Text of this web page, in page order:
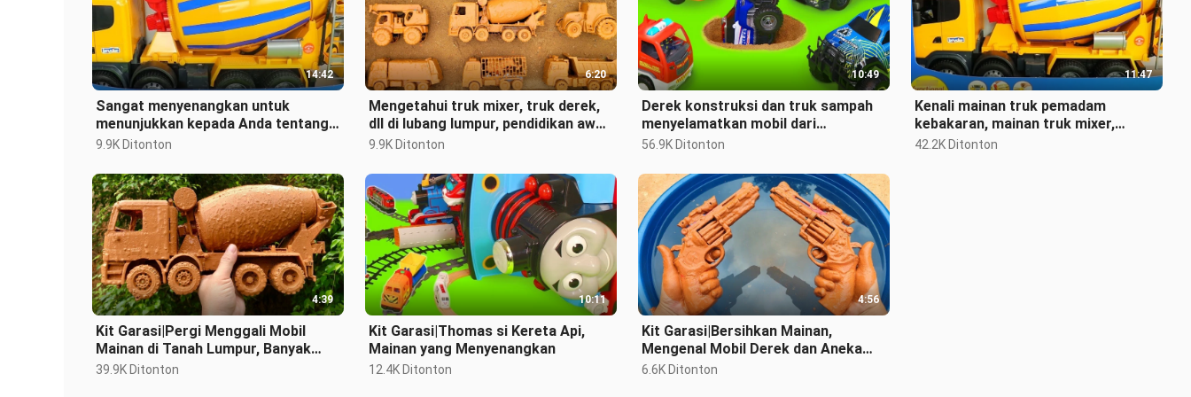
14:42
Sangat menyenangkan untuk
menunjukkan kepada Anda tentang
truk mixer dan mainan helikopter!
9.9K Ditonton
6:20
Mengetahui truk mixer, truk derek,
dll di lubang lumpur, pendidikan awal
pengetahuan yang menarik
9.9K Ditonton
10:49
Derek konstruksi dan truk sampah
menyelamatkan mobil dari
kecelakaan
56.9K Ditonton
11:47
Kenali mainan truk pemadam
kebakaran, mainan truk mixer,
mainan ambulans, dll.
42.2K Ditonton
4:39
Kit Garasi|Pergi Menggali Mobil
Mainan di Tanah Lumpur, Banyak
Sekali
39.9K Ditonton
10:11
Kit Garasi|Thomas si Kereta Api,
Mainan yang Menyenangkan
12.4K Ditonton
4:56
Kit Garasi|Bersihkan Mainan,
Mengenal Mobil Derek dan Aneka
Kendaraan
6.6K Ditonton